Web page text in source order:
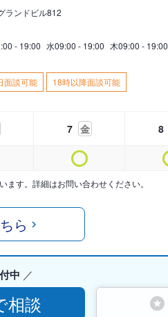
ランドビル812
- 19:00 水09:00 - 19:00 木09:00 - 19:00
面談可能 18時以降面談可能
7 金 8
す。詳細はお問い合わせください。
ら
中
相談